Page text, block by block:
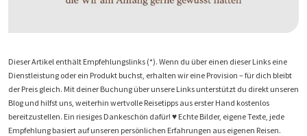
Dieser Artikel enthält Empfehlungslinks (*). Wenn du über einen dieser Links eine
Dienstleistung oder ein Produkt buchst, erhalten wir eine Provision – für dich bleibt
der Preis gleich. Mit deiner Buchung über unsere Links unterstützt du direkt unseren
Blog und hilfst uns, weiterhin wertvolle Reisetipps aus erster Hand kostenlos
bereitzustellen. Ein riesiges Dankeschön dafür! ♥️ Echte Bilder, eigene Texte, jede
Empfehlung basiert auf unseren persönlichen Erfahrungen aus eigenen Reisen.